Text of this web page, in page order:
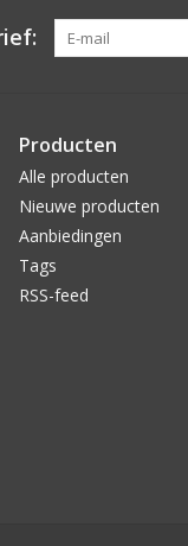
Producten
Alle producten
Nieuwe producten
Aanbiedingen
Tags
RSS-feed